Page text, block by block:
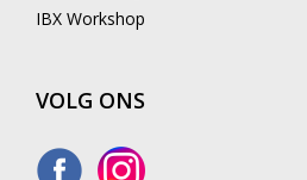
IBX Workshop
VOLG ONS